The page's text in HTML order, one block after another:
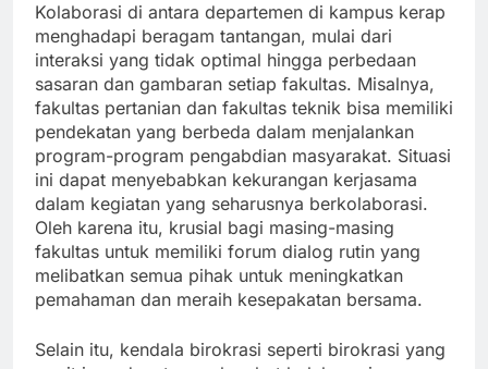
Kolaborasi di antara departemen di kampus kerap
menghadapi beragam tantangan, mulai dari
interaksi yang tidak optimal hingga perbedaan
sasaran dan gambaran setiap fakultas. Misalnya,
fakultas pertanian dan fakultas teknik bisa memiliki
pendekatan yang berbeda dalam menjalankan
program-program pengabdian masyarakat. Situasi
ini dapat menyebabkan kekurangan kerjasama
dalam kegiatan yang seharusnya berkolaborasi.
Oleh karena itu, krusial bagi masing-masing
fakultas untuk memiliki forum dialog rutin yang
melibatkan semua pihak untuk meningkatkan
pemahaman dan meraih kesepakatan bersama.
Selain itu, kendala birokrasi seperti birokrasi yang